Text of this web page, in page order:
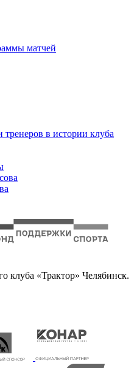
матчей
в истории клуба
клуба «Трактор» Челябинск.